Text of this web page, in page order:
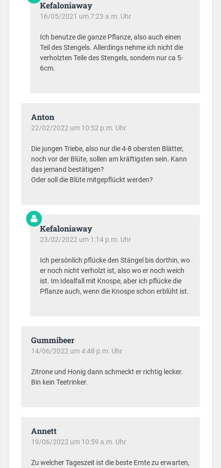
Kefaloniaway
16/05/2021 um 7:23 a.m. Uhr
Ich benutze die ganze Pflanze, also auch einen
Teil des Stengels. Allerdings nehme ich nicht die
verholzten Teile des Stengels, sondern nur ca 5-
6cm.
Anton
22/02/2022 um 10:52 p.m. Uhr
Die jungen Triebe, also nur die 4-8 obersten Blätter,
noch vor der Blüte, sollen am kräftigsten sein. Kann
das jemand bestätigen?
Oder soll die Blüte mitgepflückt werden?
Kefaloniaway
23/02/2022 um 1:14 p.m. Uhr
Ich persönlich pflücke den Stängel bis dorthin, wo
er noch nicht verholzt ist, also wo er noch weich
ist. Im Idealfall mit Knospe, aber ich pflücke die
Pflanze auch, wenn die Knospe schon erblüht ist.
Gummibeer
14/06/2022 um 4:48 p.m. Uhr
Zitrone und Honig dann schmeckt er richtig lecker.
Bin kein Teetrinker.
Annett
19/06/2022 um 10:59 a.m. Uhr
Zu welcher Tageszeit ist die beste Ernte zu erwarten,